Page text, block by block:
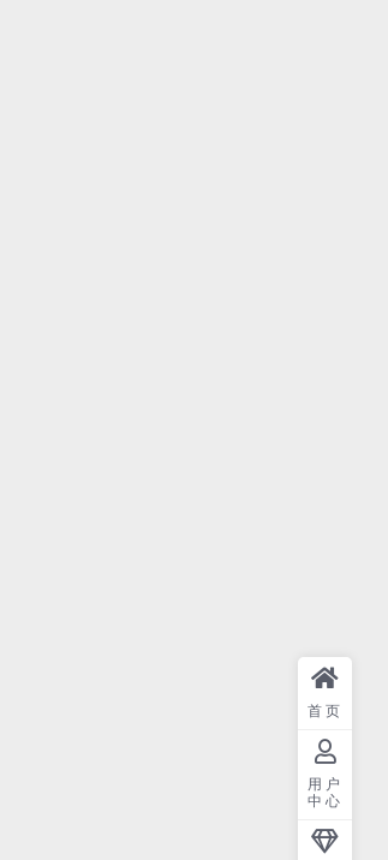
首页
用户
中心